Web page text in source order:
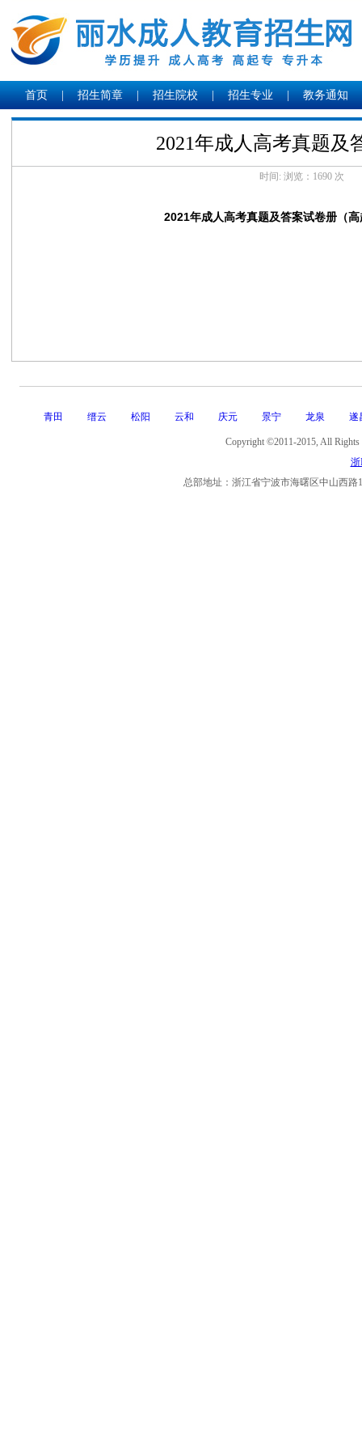
首页 招生简章 招生院校 招生专业 教务通知
2021年成人高考真题及
时间: 浏览： 1690 次
2021年成人高考真题及答案试卷册（
青田 缙云 松阳 云和 庆元 景宁 龙泉 遂
Copyright ©2011-2015, All
浙
总部地址：浙江省宁波市海曙区中山西路